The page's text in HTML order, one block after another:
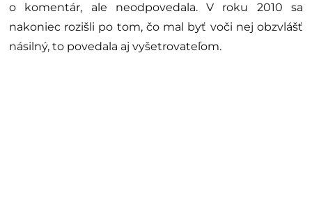
o komentár, ale neodpovedala. V roku 2010 sa
nakoniec rozišli po tom, čo mal byť voči nej obzvlášť
násilný, to povedala aj vyšetrovateľom.